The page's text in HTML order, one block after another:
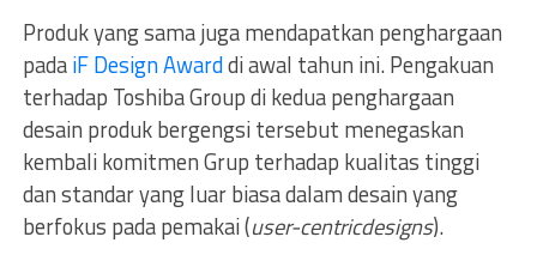
Produk yang sama juga mendapatkan penghargaan
padaiF Design Awarddi awal tahun ini. Pengakuan
terhadap Toshiba Group di kedua penghargaan
desain produk bergengsi tersebut menegaskan
kembali komitmen Grup terhadap kualitas tinggi
dan standar yang luar biasa dalam desain yang
berfokus pada pemakai (user-centricdesigns).